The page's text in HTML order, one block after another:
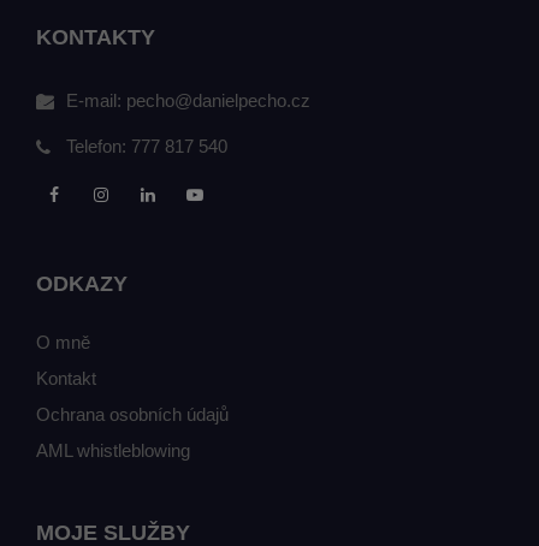
KONTAKTY
E-mail: pecho@danielpecho.cz
Telefon: 777 817 540
ODKAZY
O mně
Kontakt
Ochrana osobních údajů
AML whistleblowing
MOJE SLUŽBY